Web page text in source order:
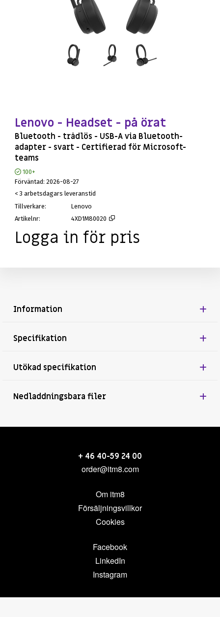
Lenovo - Headset - på örat
Bluetooth - trådlös - USB-A via Bluetooth-
adapter - svart - Certifierad för Microsoft-
teams
100+
Förväntad 2026-08-27
< 3 arbetsdagars leveranstid
Tillverkare
Lenovo
Artikelnr
4XD1M80020
Logga in för pris
Information
Specifikation
Utökad specifikation
Nedladdningsbara filer
+ 46 40-59 24 00
order@itm8.com
Om itm8
Försäljningsvillkor
Cookies
Facebook
LinkedIn
Instagram